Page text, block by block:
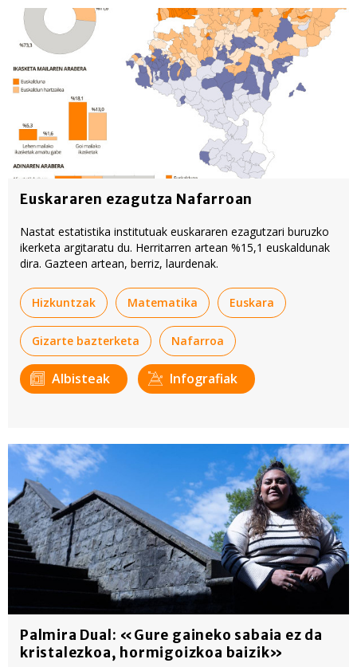
Euskararen ezagutza Nafarroan
Nastat estatistika institutuak euskararen ezagutzari buruzko
ikerketa argitaratu du. Herritarren artean %15,1 euskaldunak
dira. Gazteen artean, berriz, laurdenak.
Hizkuntzak Matematika Euskara
Gizarte bazterketa Nafarroa
Albisteak Infografiak
Palmira Dual: «Gure gaineko sabaia ez da
kristalezkoa, hormigoizkoa baizik»